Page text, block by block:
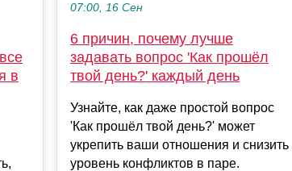
в
07:00, 16 Сен
6 причин, почему лучше
задавать вопрос 'Как прошёл
твой день?' каждый день
Узнайте, как даже простой вопрос
'Как прошёл твой день?' может
укрепить ваши отношения и снизить
уровень конфликтов в паре.